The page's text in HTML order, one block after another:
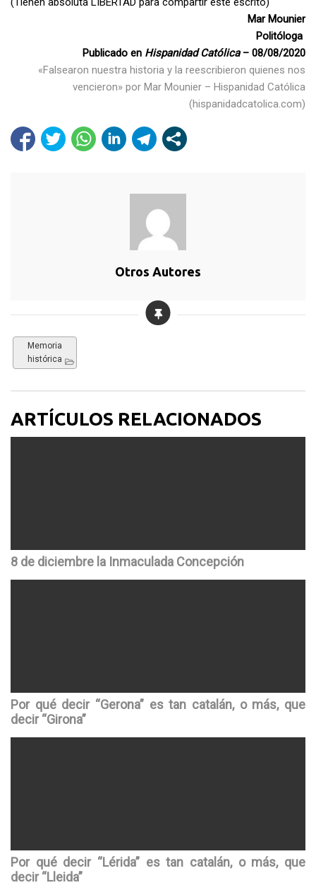
Mar Mounier
Politóloga
Publicado en Hispanidad Católica– 08/08/2020
«Falsearon nuestra historia y la reescribieron quienes nos
vencieron» por Mar Mounier – Hispanidad Católica
(hispanidadcatolica.com)
Otros Autores
Memoria
histórica
ARTÍCULOS RELACIONADOS
8 de diciembre la Inmaculada Concepción
Por qué decir “Gerona” es tan catalán, o más, que
decir “Girona”
Por qué decir “Lérida” es tan catalán, o más, que
decir “Lleida”